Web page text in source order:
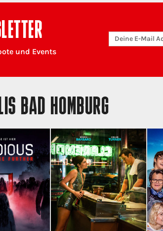
und Events
BAD HOMBURG